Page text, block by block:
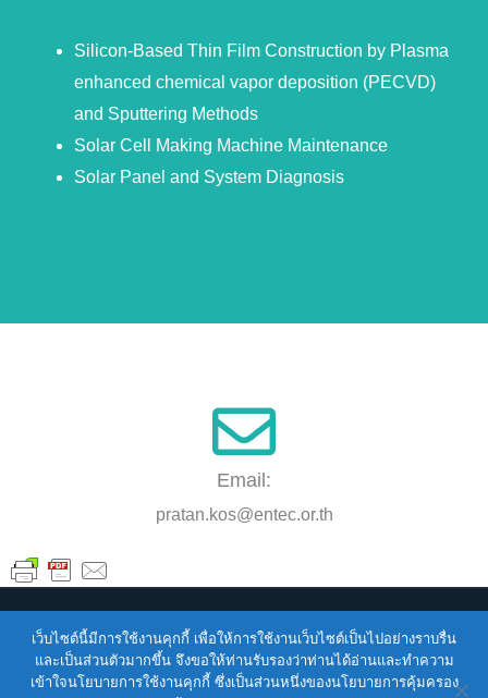
Silicon-Based Thin Film Construction by Plasma
enhanced chemical vapor deposition (PECVD)
and Sputtering Methods
Solar Cell Making Machine Maintenance
Solar Panel and System Diagnosis
Email:
pratan.kos@entec.or.th
Copyright © 2026ENTEC| Powered byENTEC
Terms of Service |Privacy Policy |NSTDA Website
เว็บไซต์นี้มีการใช้งานคุกกี้ เพื่อให้การใช้งานเว็บไซต์เป็นไปอย่างราบรื่น
และเป็นส่วนตัวมากขึ้น จึงขอให้ท่านรับรองว่าท่านได้อ่านและทำความ
เข้าใจนโยบายการใช้งานคุกกี้ ซึ่งเป็นส่วนหนึ่งของนโยบายการคุ้มครอง